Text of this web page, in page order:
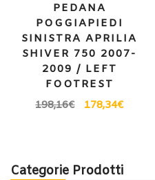
PEDANA
POGGIAPIEDI
SINISTRA APRILIA
SHIVER 750 2007-
2009 / LEFT
FOOTREST
198,16€ 178,34€
Categorie Prodotti